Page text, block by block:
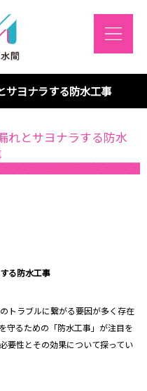
サヨナラする防水工事
れとサヨナラする防水
る防水工事
トラブルに繋がる要因が多く存在
守るための「防水工事」が注目を
要性とその効果について探ってい